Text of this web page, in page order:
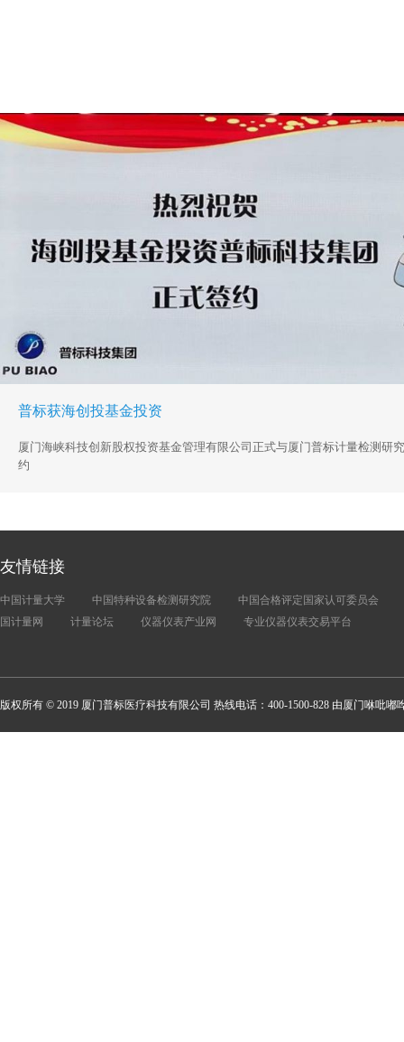
普标获海创投基金投资
厦门海峡科技创新股权投资基金管理有限公司正式与厦门普标计量检测研
约
友情链接
中国计量大学 中国特种设备检测研究院
中国合格评定国家认可委员会
国计量网
计量论坛 仪器仪表产业网 专业仪器仪表交易平台
版权所有 © 2019 厦门普标医疗科技有限公司 热线电话：400-1500-828 由厦门咻吡